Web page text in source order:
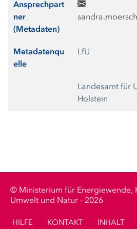
Ansprechpart
ner
(Metadaten)
Metadatenqu
elle
LfU
Landesamt für
Holstein
Ministerium für Energiewende,
Umwelt und Natur - 2026
HILFE KONTAKT INHALT